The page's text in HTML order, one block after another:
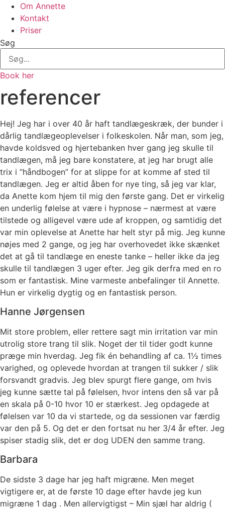
Om Annette
Kontakt
Priser
Søg
Book her
referencer
Hej! Jeg har i over 40 år haft tandlægeskræk, der bunder i
dårlig tandlægeoplevelser i folkeskolen. Når man, som jeg,
havde koldsved og hjertebanken hver gang jeg skulle til
tandlægen, må jeg bare konstatere, at jeg har brugt alle
trix i “håndbogen” for at slippe for at komme af sted til
tandlægen. Jeg er altid åben for nye ting, så jeg var klar,
da Anette kom hjem til mig den første gang. Det er virkelig
en underlig følelse at være i hypnose – nærmest at være
tilstede og alligevel være ude af kroppen, og samtidig det
var min oplevelse at Anette har helt styr på mig. Jeg kunne
nøjes med 2 gange, og jeg har overhovedet ikke skænket
det at gå til tandlæge en eneste tanke – heller ikke da jeg
skulle til tandlægen 3 uger efter. Jeg gik derfra med en ro
som er fantastisk. Mine varmeste anbefalinger til Annette.
Hun er virkelig dygtig og en fantastisk person.
Hanne Jørgensen
Mit store problem, eller rettere sagt min irritation var min
utrolig store trang til slik. Noget der til tider godt kunne
præge min hverdag. Jeg fik én behandling af ca. 1½ times
varighed, og oplevede hvordan at trangen til sukker / slik
forsvandt gradvis. Jeg blev spurgt flere gange, om hvis
jeg kunne sætte tal på følelsen, hvor intens den så var på
en skala på 0-10 hvor 10 er stærkest. Jeg opdagede at
følelsen var 10 da vi startede, og da sessionen var færdig
var den på 5. Og det er den fortsat nu her 3/4 år efter. Jeg
spiser stadig slik, det er dog UDEN den samme trang.
Barbara
De sidste 3 dage har jeg haft migræne. Men meget
vigtigere er, at de første 10 dage efter havde jeg kun
migræne 1 dag . Men allervigtigst – Min sjæl har aldrig (